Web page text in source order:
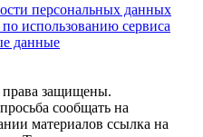
персональных данных
использованию сервиса
данные
защищены.
сообщать на
материалов ссылка на